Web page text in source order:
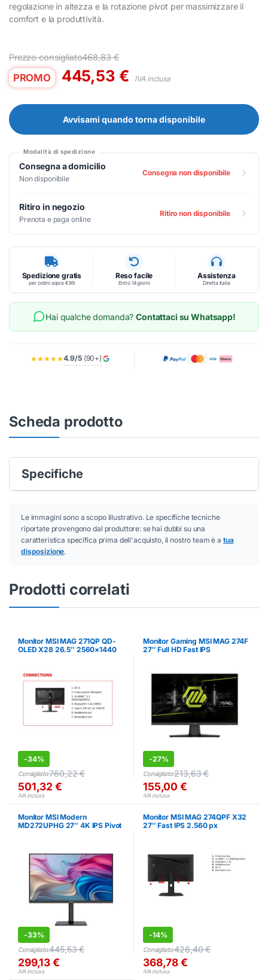
regolazione in altezza e la rotazione pivot per massimizzare il
comfort e la produttività.
Prezzo consigliato468,83€
PROMO 445,53 € IVA inclusa
Avvisami quando torna disponibile
Modalità di spedizione
Consegna a domicilio
Non disponibile
Consegna non disponibile
Ritiro in negozio
Prenota e paga online
Ritiro non disponibile
Spedizione gratis
per ordini sopra €99
Reso facile
Entro 14 giorni
Assistenza
Diretta Italia
Hai qualche domanda?Contattaci su Whatsapp!
★★★★★4.9/5(90+)
Scheda prodotto
Specifiche
Le immagini sono a scopo illustrativo. Le specifiche tecniche
riportate provengono dal produttore: se hai dubbi su una
caratteristica specifica prima dell'acquisto, il nostro team è a tua
disposizione.
Prodotti correlati
Monitor MSI MAG 271QP QD-
OLED X28 26.5″ 2560×1440
-34%
Consigliato:760,22€
501,32€
IVA inclusa
Monitor Gaming MSI MAG 274F
27″ Full HD Fast IPS
-27%
Consigliato:213,63€
155,00€
IVA inclusa
Monitor MSI Modern
MD272UPHG 27″ 4K IPS Pivot
-33%
Consigliato:445,53€
299,13€
IVA inclusa
Monitor MSI MAG 274QPF X32
27″ Fast IPS 2.560 px
-14%
Consigliato:428,40€
368,78€
IVA inclusa